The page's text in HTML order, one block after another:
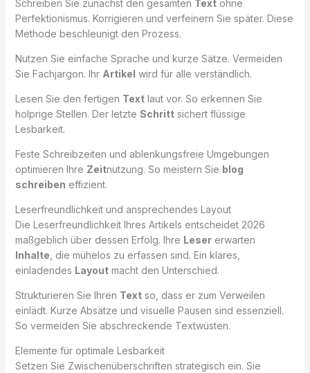
Schreiben Sie zunächst den gesamten Textohne
Perfektionismus. Korrigieren und verfeinern Sie später. Diese
Methode beschleunigt den Prozess.
Nutzen Sie einfache Sprache und kurze Sätze. Vermeiden
Sie Fachjargon. Ihr Artikel wird für alle verständlich.
Lesen Sie den fertigen Textlaut vor. So erkennen Sie
holprige Stellen. Der letzte Schrittsichert flüssige
Lesbarkeit.
Feste Schreibzeiten und ablenkungsfreie Umgebungen
optimieren Ihre Zeitnutzung. So meistern Sie blog
schreiben effizient.
Leserfreundlichkeit und ansprechendes Layout
Die Leserfreundlichkeit Ihres Artikels entscheidet 2026
maßgeblich über dessen Erfolg. Ihre Lesererwarten
Inhalte , die mühelos zu erfassen sind. Ein klares,
einladendes Layoutmacht den Unterschied.
Strukturieren Sie Ihren Textso, dass er zum Verweilen
einlädt. Kurze Absätze und visuelle Pausen sind essenziell.
So vermeiden Sie abschreckende Textwüsten.
Elemente für optimale Lesbarkeit
Setzen Sie Zwischenüberschriften strategisch ein. Sie